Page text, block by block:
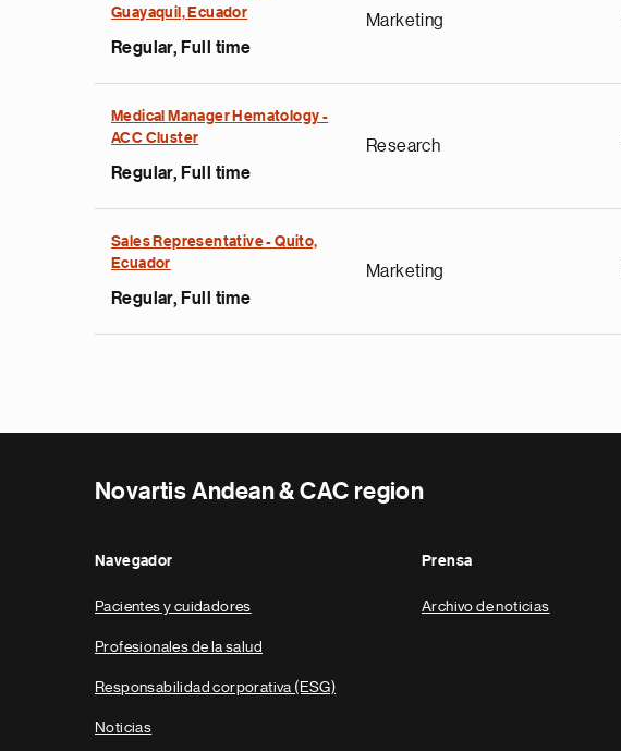
Guayaquil, Ecuador
Regular, Full time
Marketing
Medical Manager Hematology -
ACC Cluster
Regular, Full time
Research
Sales Representative - Quito,
Ecuador
Regular, Full time
Marketing
Novartis Andean & CAC region
Navegador
Pacientes y cuidadores
Profesionales de la salud
Responsabilidad corporativa (ESG)
Noticias
Prensa
Archivo de noticias